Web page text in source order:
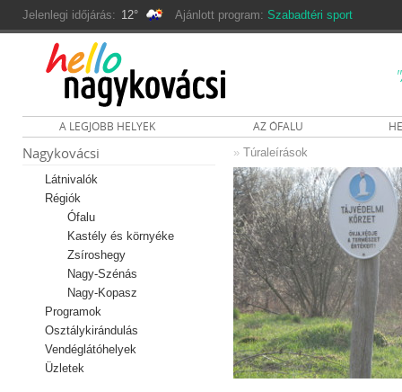
Jelenlegi időjárás: 12° Ajánlott program: Szabadtéri sport
A LEGJOBB HELYEK AZ ÓFALU
Nagykovácsi
Látnivalók
Régiók
Ófalu
Kastély és környéke
Zsíroshegy
Nagy-Szénás
Nagy-Kopasz
Programok
Osztálykirándulás
Vendéglátóhelyek
Üzletek
» Túraleírások